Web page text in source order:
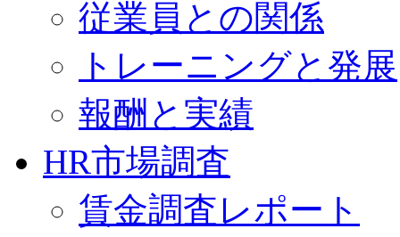
従業員との関係
トレーニングと発展
報酬と実績
HR市場調査
賃金調査レポート